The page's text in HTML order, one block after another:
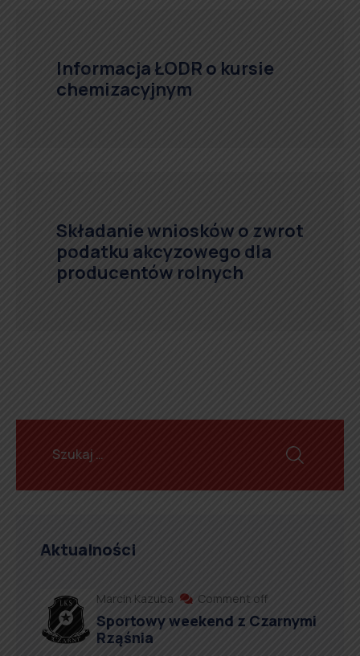
Informacja ŁODR o kursie
chemizacyjnym
Składanie wniosków o zwrot
podatku akcyzowego dla
producentów rolnych
Aktualności
Marcin Kazuba Comment off
Sportowy weekend z Czarnymi
Rząśnia